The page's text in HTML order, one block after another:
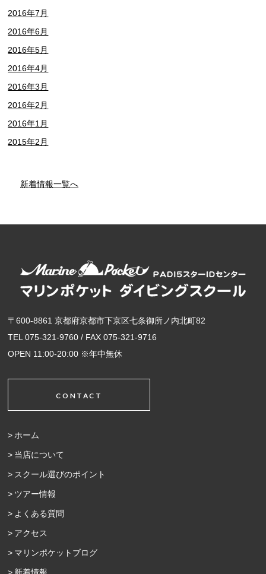
2016年7月
2016年6月
2016年5月
2016年4月
2016年3月
2016年2月
2016年1月
2015年2月
新着情報一覧へ
〒600-8861 京都府京都市下京区七条御所ノ内北町82
TEL 075-321-9760 / FAX 075-321-9716
OPEN 11:00-20:00 ※年中無休
CONTACT
ホーム
当店について
スクール選びのポイント
ツアー情報
よくある質問
アクセス
マリンポケットブログ
新着情報